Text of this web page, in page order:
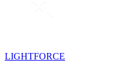
LIGHTFORCE